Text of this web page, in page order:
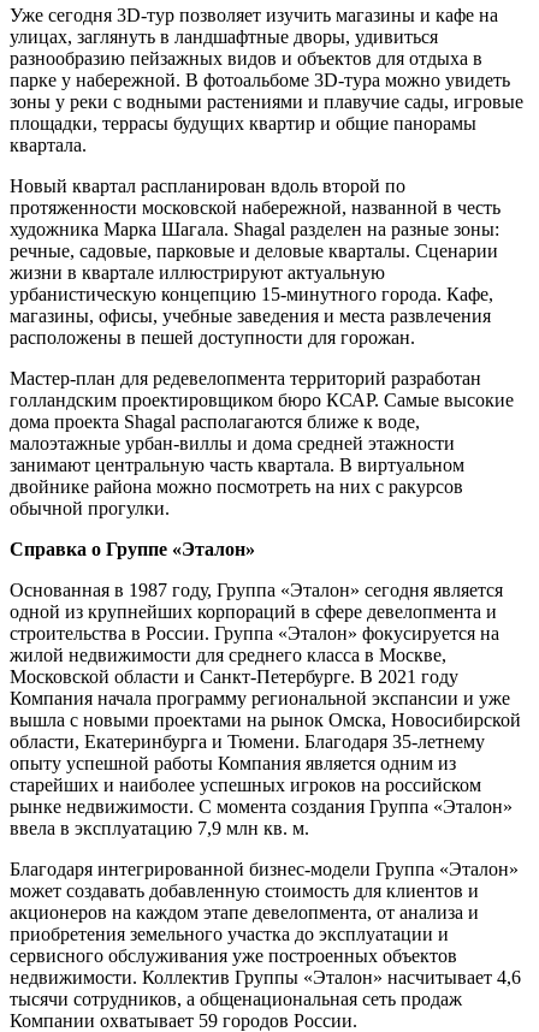
Уже сегодня 3D-тур позволяет изучить магазины и кафе на
улицах, заглянуть в ландшафтные дворы, удивиться
разнообразию пейзажных видов и объектов для отдыха в
парке у набережной. В фотоальбоме 3D-тура можно увидеть
зоны у реки с водными растениями и плавучие сады, игровые
площадки, террасы будущих квартир и общие панорамы
квартала.
Новый квартал распланирован вдоль второй по
протяженности московской набережной, названной в честь
художника Марка Шагала. Shagal разделен на разные зоны:
речные, садовые, парковые и деловые кварталы. Сценарии
жизни в квартале иллюстрируют актуальную
урбанистическую концепцию 15-минутного города. Кафе,
магазины, офисы, учебные заведения и места развлечения
расположены в пешей доступности для горожан.
Мастер-план для редевелопмента территорий разработан
голландским проектировщиком бюро КСАР. Самые высокие
дома проекта Shagal располагаются ближе к воде,
малоэтажные урбан-виллы и дома средней этажности
занимают центральную часть квартала. В виртуальном
двойнике района можно посмотреть на них с ракурсов
обычной прогулки.
Справка о Группе «Эталон»
Основанная в 1987 году, Группа «Эталон» сегодня является
одной из крупнейших корпораций в сфере девелопмента и
строительства в России. Группа «Эталон» фокусируется на
жилой недвижимости для среднего класса в Москве,
Московской области и Санкт-Петербурге. В 2021 году
Компания начала программу региональной экспансии и уже
вышла с новыми проектами на рынок Омска, Новосибирской
области, Екатеринбурга и Тюмени. Благодаря 35-летнему
опыту успешной работы Компания является одним из
старейших и наиболее успешных игроков на российском
рынке недвижимости. С момента создания Группа «Эталон»
ввела в эксплуатацию 7,9 млн кв. м.
Благодаря интегрированной бизнес-модели Группа «Эталон»
может создавать добавленную стоимость для клиентов и
акционеров на каждом этапе девелопмента, от анализа и
приобретения земельного участка до эксплуатации и
сервисного обслуживания уже построенных объектов
недвижимости. Коллектив Группы «Эталон» насчитывает 4,6
тысячи сотрудников, а общенациональная сеть продаж
Компании охватывает 59 городов России.